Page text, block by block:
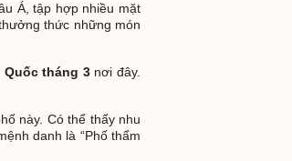
Á, tập hợp nhiều mặt
thức những món
Quốc tháng 3 nơi đây.
này. Có thể thấy nhu
danh là “Phố thẩm